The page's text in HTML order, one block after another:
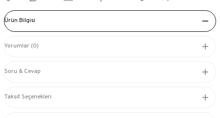
Ürün Bilgisi
Yorumlar (0)
Soru & Cevap
Taksit Seçenekleri